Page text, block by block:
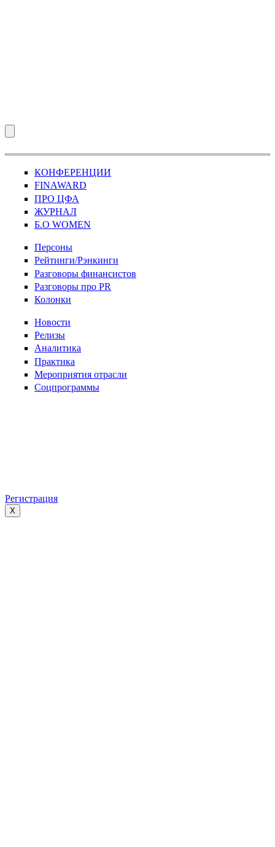
КОНФЕРЕНЦИИ
FINAWARD
ПРО ЦФА
ЖУРНАЛ
Б.О WOMEN
Персоны
Рейтинги/Рэнкинги
Разговоры финансистов
Разговоры про PR
Колонки
Новости
Релизы
Аналитика
Практика
Мероприятия отрасли
Соцпрограммы
Регистрация
X